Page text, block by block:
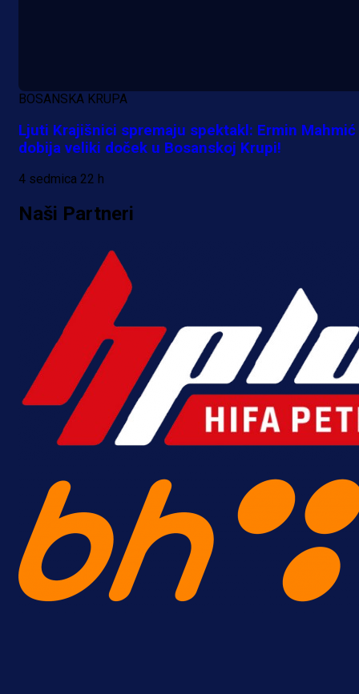
BOSANSKA KRUPA
Ljuti Krajišnici spremaju spektakl: Ermin Mahmić
dobija veliki doček u Bosanskoj Krupi!
4 sedmica 22 h
Naši Partneri